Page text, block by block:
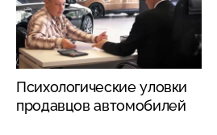
Психологические уловки
продавцов автомобилей